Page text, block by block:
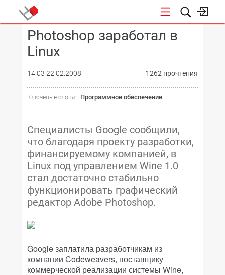
КОНФЕРЕНЦИИ
Photoshop заработал в
Linux
14:03 22.02.2008 1262 прочтения
Ключевые слова : Программное обеспечение
Специалисты Google сообщили,
что благодаря проекту разработки,
финансируемому компанией, в
Linux под управлением Wine 1.0
стал достаточно стабильно
функционировать графический
редактор Adobe Photoshop.
Google заплатила разработчикам из
компании Codeweavers, поставщику
коммерческой реализации системы Wine,